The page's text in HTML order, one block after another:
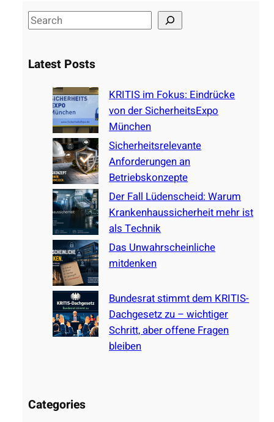
S
e
r
Latest Posts
KRITIS im Fokus: Eindrücke
von der SicherheitsExpo
München
Sicherheitsrelevante
Anforderungen an
Betriebskonzepte
Der Fall Lüdenscheid: Warum
Krankenhaussicherheit mehr ist
als Technik
Das Unwahrscheinliche
mitdenken
Bundesrat stimmt dem KRITIS-
Dachgesetz zu – wichtiger
Schritt, aber offene Fragen
bleiben
Categories